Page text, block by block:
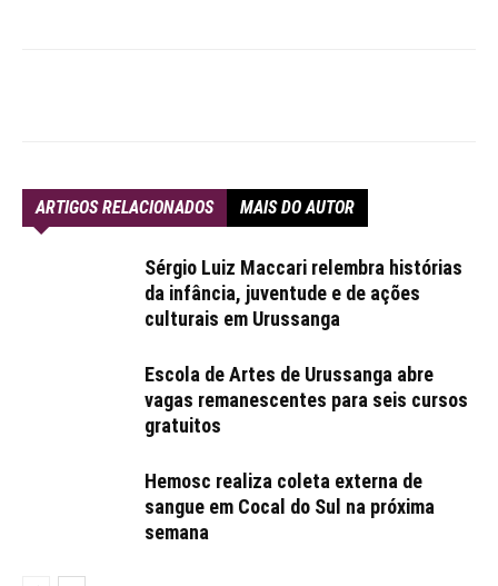
ARTIGOS RELACIONADOS MAIS DO AUTOR
Sérgio Luiz Maccari relembra histórias
da infância, juventude e de ações
culturais em Urussanga
Escola de Artes de Urussanga abre
vagas remanescentes para seis cursos
gratuitos
Hemosc realiza coleta externa de
sangue em Cocal do Sul na próxima
semana